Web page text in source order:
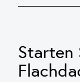
Wind und
erkennt die
und
Starten